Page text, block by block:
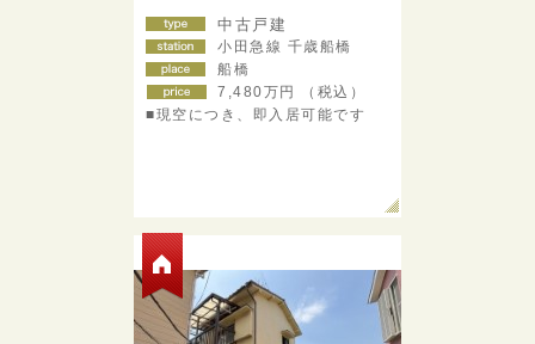
中古戸建
小田急線 千歳船橋
船橋
7,480万円 （税込）
■現空につき、即入居可能です